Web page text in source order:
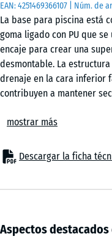
EAN:4251469366107 | Núm. de
La base para piscina está
goma ligado con PU que
encaje para crear una
desmontable. La
drenaje en la cara inferior
contribuyen a mantener
El sistema de encaje
forman una base uniforme
de la piscina. Las losetas
Colocación sobre base
niveladas. Son adecuados
adoquinado, así como una
mostrar más
Descargar la ficha
|
0,25
m²
50
x
x 4
|
m²
Aspectos